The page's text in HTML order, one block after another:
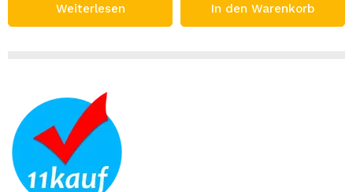
Weiterlesen In den Warenkorb